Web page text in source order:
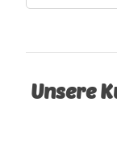
Unsere